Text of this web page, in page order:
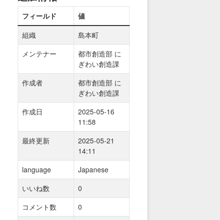
フィールド
値
組織
島本町
メンテナー
都市創造部 に
ぎわい創造課
作成者
都市創造部 に
ぎわい創造課
作成日
2025-05-16
11:58
最終更新
2025-05-21
14:11
language
Japanese
いいね数
0
コメント数
0